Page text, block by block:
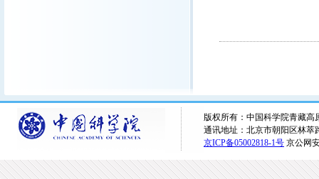
版权所有：中国科学院青藏高
通讯地址：北京市朝阳区林萃
京ICP备05002818-1号 京公网